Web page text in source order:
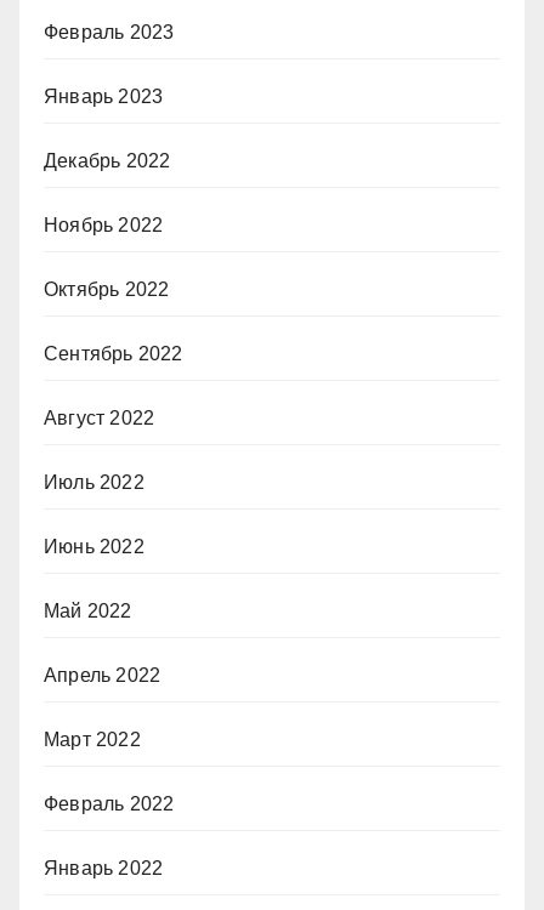
Февраль 2023
Январь 2023
Декабрь 2022
Ноябрь 2022
Октябрь 2022
Сентябрь 2022
Август 2022
Июль 2022
Июнь 2022
Май 2022
Апрель 2022
Март 2022
Февраль 2022
Январь 2022